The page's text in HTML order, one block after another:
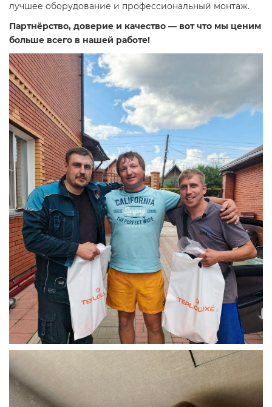
лучшее оборудование и профессиональный монтаж.
Партнёрство, доверие и качество — вот что мы ценим
больше всего в нашей работе!